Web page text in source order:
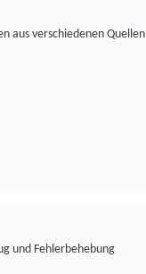
aus verschiedenen Quellen
und Fehlerbehebung